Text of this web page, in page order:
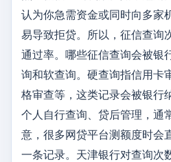
认为你急需资金或同时向多家
易导致拒贷。所以，征信查询
通过率。哪些征信查询会被银
询和软查询。硬查询指信用卡
格审查等，这类记录会被银行
个人自行查询、贷后管理，通
意，很多网贷平台测额度时会
一条记录。天津银行对查询次